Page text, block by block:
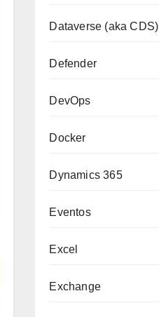
Dataverse (aka CDS)
Defender
DevOps
Docker
Dynamics 365
Eventos
Excel
Exchange